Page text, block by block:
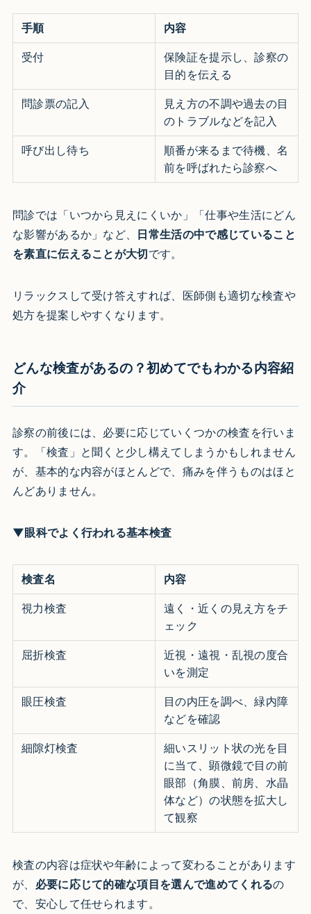
手順 内容
受付
保険証を提示し、診察の
目的を伝える
問診票の記入
見え方の不調や過去の目
のトラブルなどを記入
呼び出し待ち
順番が来るまで待機、名
前を呼ばれたら診察へ
問診では「いつから見えにくいか」「仕事や生活にどん
な影響があるか」など、 日常生活の中で感じていること
を素直に伝えることが大切です。
リラックスして受け答えすれば、医師側も適切な検査や
処方を提案しやすくなります。
どんな検査があるの？初めてでもわかる内容紹
介
診察の前後には、必要に応じていくつかの検査を行いま
す。「検査」と聞くと少し構えてしまうかもしれません
が、基本的な内容がほとんどで、痛みを伴うものはほと
んどありません。
▼眼科でよく行われる基本検査
検査名 内容
視力検査
遠く・近くの見え方をチ
ェック
屈折検査
近視・遠視・乱視の度合
いを測定
眼圧検査
目の内圧を調べ、緑内障
などを確認
細隙灯検査
細いスリット状の光を目
に当て、顕微鏡で目の前
眼部（角膜、前房、水晶
体など）の状態を拡大し
て観察
検査の内容は症状や年齢によって変わることがあります
が、 必要に応じて的確な項目を選んで進めてくれるの
で、安心して任せられます。